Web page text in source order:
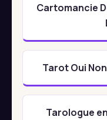
Cartomancie
Tarot Oui
Tarologue